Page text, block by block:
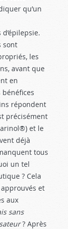
qu’un
sont
les
avant que
en
répondent
précisément
et le
déjà
tous
un tel
? Cela
et
aux
sans
? Après